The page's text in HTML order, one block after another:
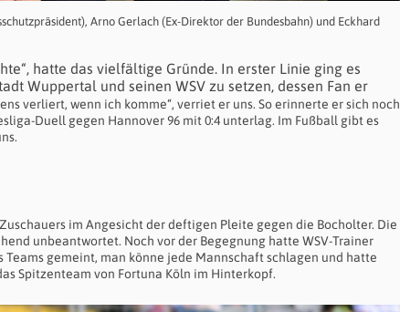
Arno Gerlach (Ex-Direktor der Bundesbahn) und Eckhard
hatte das vielfältige Gründe. In erster Linie ging es
Wuppertal und seinen WSV zu setzen, dessen Fan er
verliert, wenn ich komme“, verriet er uns. So erinnerte er sich noch
Duell gegen Hannover 96 mit 0:4 unterlag. Im Fußball gibt es
im Angesicht der deftigen Pleite gegen die Bocholter. Die
unbeantwortet. Noch vor der Begegnung hatte WSV-Trainer
gemeint, man könne jede Mannschaft schlagen und hatte
Spitzenteam von Fortuna Köln im Hinterkopf.